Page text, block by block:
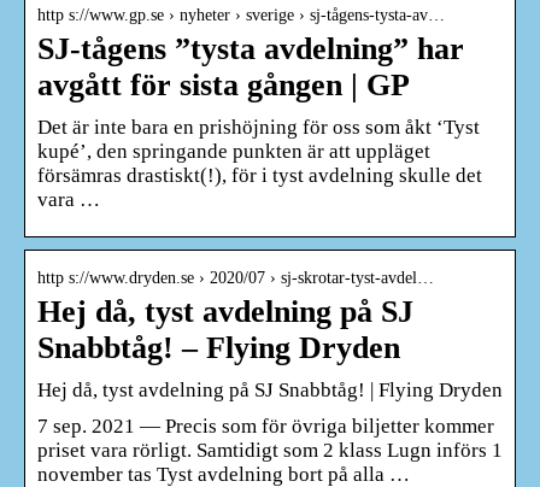
http s://www.gp.se › nyheter › sverige › sj-tågens-tysta-av…
SJ-tågens ”tysta avdelning” har
avgått för sista gången | GP
Det är inte bara en prishöjning för oss som åkt ‘Tyst
kupé’, den springande punkten är att uppläget
försämras drastiskt(!), för i tyst avdelning skulle det
vara …
http s://www.dryden.se › 2020/07 › sj-skrotar-tyst-avdel…
Hej då, tyst avdelning på SJ
Snabbtåg! – Flying Dryden
Hej då, tyst avdelning på SJ Snabbtåg! | Flying Dryden
7 sep. 2021 — Precis som för övriga biljetter kommer
priset vara rörligt. Samtidigt som 2 klass Lugn införs 1
november tas Tyst avdelning bort på alla …